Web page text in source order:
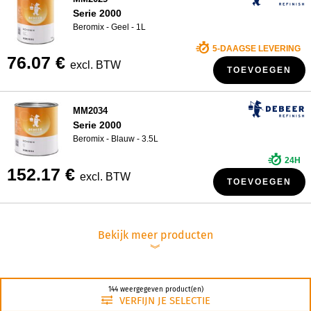
Serie 2000
Beromix - Geel - 1L
76.07 € excl. BTW
5-DAAGSE LEVERING
TOEVOEGEN
MM2034
Serie 2000
Beromix - Blauw - 3.5L
152.17 € excl. BTW
24H
TOEVOEGEN
Bekijk meer producten
︾
144 weergegeven product(en)
VERFIJN JE SELECTIE